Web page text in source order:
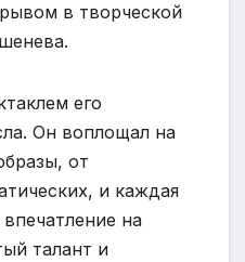
в творческой
его
Он воплощал на
от
и каждая
на
талант и